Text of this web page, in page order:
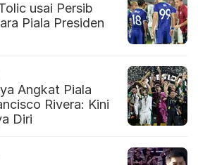
usai Persib
Piala Presiden
Angkat Piala
Rivera: Kini
Diri